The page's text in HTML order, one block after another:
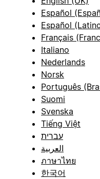
Español
Español
Français
Italiano
Nederlands
Norsk
Português
Suomi
Svenska
Tiếng Việt
עברית
العربية
ภาษาไทย
한국어